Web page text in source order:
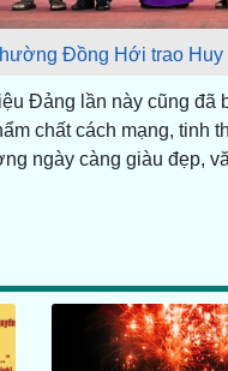
Đồng Hới trao Huy
Đảng lần này cũng
chất cách mạng, tinh
ngày càng giàu đẹp,